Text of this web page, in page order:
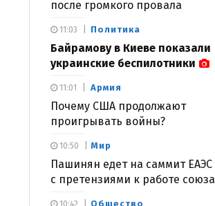
после громкого провала
Политика
Байрамову в Киеве показали
украинские беспилотники
11:03
Армия
Почему США продолжают
проигрывать войны?
11:01
Мир
Пашинян едет на саммит ЕАЭС
с претензиями к работе союза
10:50
Общество
10:42